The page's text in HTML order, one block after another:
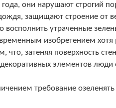
они нарушают строгий
защищают строение от
утраченные
изобретением
затеняя поверхность
элементов
требование